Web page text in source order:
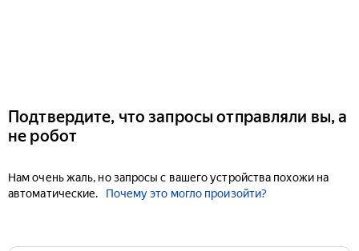
Подтвердите, что запросы отправляли вы, а
не робот
Нам очень жаль, но запросы с вашего устройства похожи на
автоматические.
Почему это могло произойти?